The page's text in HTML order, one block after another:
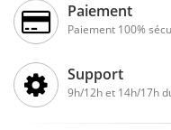
Paiement
Paiement 100%
Support
9h/12h et 14h/17h